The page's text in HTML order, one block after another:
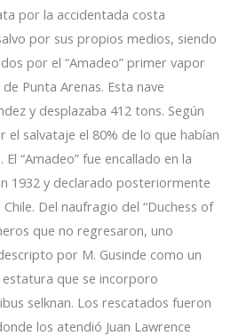
por la accidentada costa
por sus propios medios, siendo
por el “Amadeo” primer vapor
Punta Arenas. Esta nave
y desplazaba 412 tons. Según
el salvataje el 80% de lo que habían
“Amadeo” fue encallado en la
1932 y declarado posteriormente
Del naufragio del “Duchess of
que no regresaron, uno
por M. Gusinde como un
que se incorporo
selknan. Los rescatados fueron
los atendió Juan Lawrence